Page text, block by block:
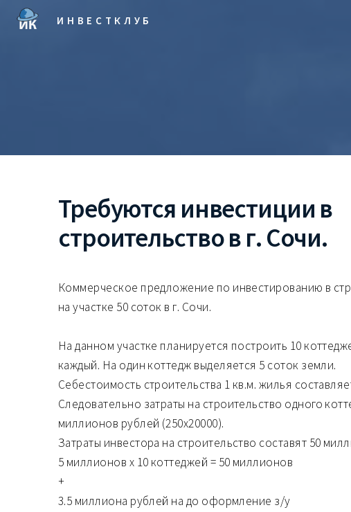
ИНВЕСТКЛУБ
Требуются инвестиции в
строительство в г. Сочи.
Коммерческое предложение по инвестированию в
на участке 50 соток в г. Сочи.
На данном участке планируется построить 10
каждый. На один коттедж выделяется 5 соток земли.
Себестоимость строительства 1 кв.м. жилья
Следовательно затраты на строительство одного
миллионов рублей (250х20000).
Затраты инвестора на строительство составят 50
5 миллионов х 10 коттеджей = 50 миллионов
+
3.5 миллиона рублей на до оформление з/у